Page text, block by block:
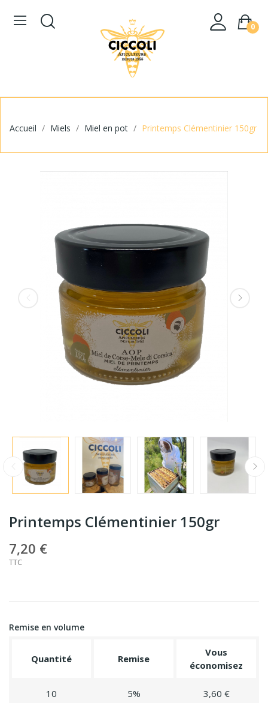
0
Accueil Miels Miel en pot Printemps Clémentinier 150gr
Printemps Clémentinier 150gr
7,20 €
TTC
Remise en volume
Quantité Remise
Vous
économisez
10 5% 3,60 €